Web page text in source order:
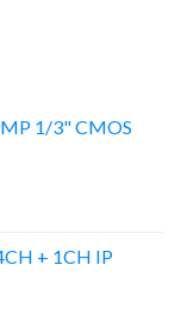
1/3" CMOS
+ 1CH IP